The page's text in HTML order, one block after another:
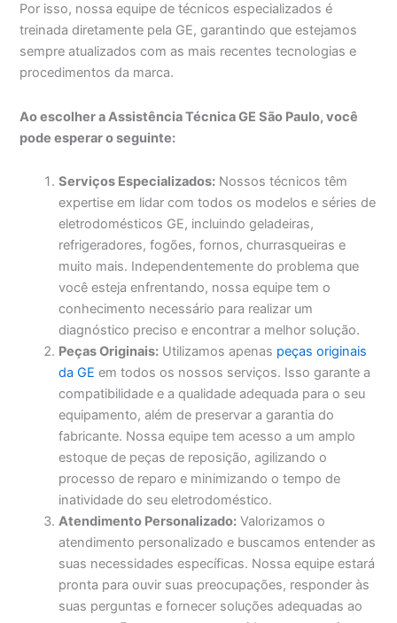
Por isso, nossa equipe de técnicos especializados é
treinada diretamente pela GE, garantindo que estejamos
sempre atualizados com as mais recentes tecnologias e
procedimentos da marca.
Ao escolher a Assistência Técnica GE São Paulo, você
pode esperar o seguinte:
Serviços Especializados: Nossos técnicos têm
expertise em lidar com todos os modelos e séries de
eletrodomésticos GE, incluindo geladeiras,
refrigeradores, fogões, fornos, churrasqueiras e
muito mais. Independentemente do problema que
você esteja enfrentando, nossa equipe tem o
conhecimento necessário para realizar um
diagnóstico preciso e encontrar a melhor solução.
Peças Originais: Utilizamos apenas peças originais
da GE em todos os nossos serviços. Isso garante a
compatibilidade e a qualidade adequada para o seu
equipamento, além de preservar a garantia do
fabricante. Nossa equipe tem acesso a um amplo
estoque de peças de reposição, agilizando o
processo de reparo e minimizando o tempo de
inatividade do seu eletrodoméstico.
Atendimento Personalizado: Valorizamos o
atendimento personalizado e buscamos entender as
suas necessidades específicas. Nossa equipe estará
pronta para ouvir suas preocupações, responder às
suas perguntas e fornecer soluções adequadas ao